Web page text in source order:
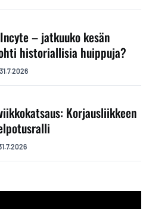
– jatkuuko kesän
historiallisia huippuja?
31.7.2026
Korjausliikkeen